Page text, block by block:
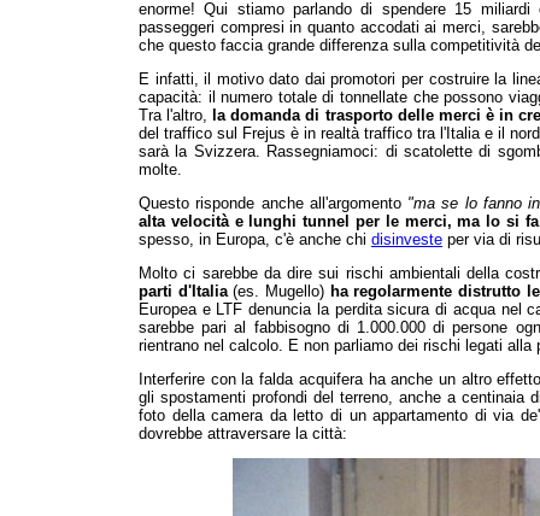
enorme! Qui stiamo parlando di spendere 15
passeggeri compresi in quanto accodati ai merci,
che questo faccia grande differenza sulla competitività
E infatti, il motivo dato dai promotori per costruire la
capacità: il numero totale di tonnellate che possono
Tra l'altro, la domanda di trasporto delle merci è in
del traffico sul Frejus è in realtà traffico tra l'Italia e il
sarà la Svizzera. Rassegniamoci: di scatolette di
molte.
Questo risponde anche all'argomento "ma se lo fanno
alta velocità e lunghi tunnel per le merci, ma lo si
spesso, in Europa, c'è anche chi disinveste per via di
Molto ci sarebbe da dire sui rischi ambientali della
parti d'Italia(es. Mugello) ha regolarmente distrutto
Europea e LTF denuncia la perdita sicura di acqua nel
sarebbe pari al fabbisogno di 1.000.000 di persone
rientrano nel calcolo. E non parliamo dei rischi legati
Interferire con la falda acquifera ha anche un altro
gli spostamenti profondi del terreno, anche a centinaia
foto della camera da letto di un appartamento di via
dovrebbe attraversare la città: